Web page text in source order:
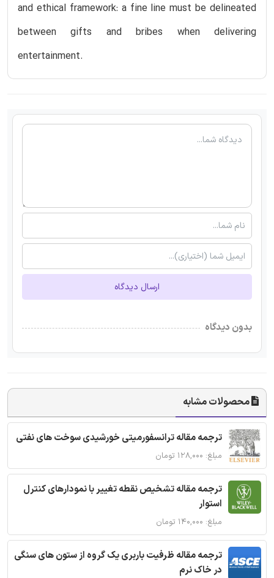
and ethical framework: a fine line must be delineated
between gifts and bribes when delivering
entertainment.
ارسال دیدگاه
بدون دیدگاه
محصولات مشابه
ترجمه مقاله ترانسفورمیتی خورشیدی سوخت های نفتی
مبلغ: ۱۲۸,۰۰۰ تومان
ترجمه مقاله تشخیص نقطه تغییر با نمودارهای کنترل
استوار
مبلغ: ۱۴۰,۰۰۰ تومان
ترجمه مقاله ظرفیت باربری یک گروه از ستون های سنگی
در خاک نرم